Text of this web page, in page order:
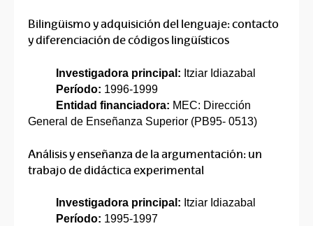
Bilingüismo y adquisición del lenguaje: contacto
y diferenciación de códigos lingüísticos
Investigadora principal: Itziar Idiazabal
Período: 1996-1999
Entidad financiadora: MEC: Dirección
General de Enseñanza Superior (PB95- 0513)
Análisis y enseñanza de la argumentación: un
trabajo de didáctica experimental
Investigadora principal: Itziar Idiazabal
Período: 1995-1997